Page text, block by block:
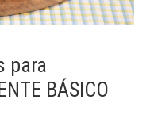
para
BÁSICO